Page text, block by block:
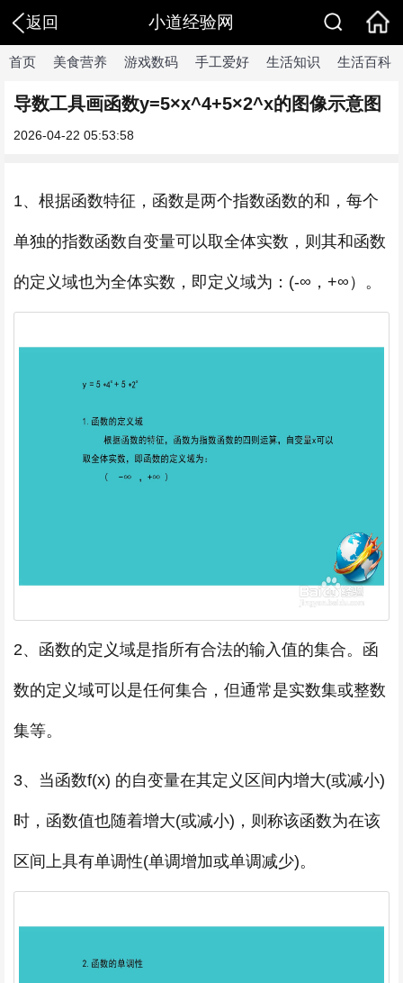
返回 小道经验网
首页 美食营养 游戏数码 手工爱好 生活知识 生活百科
导数工具画函数y=5×x^4+5×2^x的图像示意图
2026-04-22 05:53:58
1、根据函数特征，函数是两个指数函数的和，每个
单独的指数函数自变量可以取全体实数，则其和函数
的定义域也为全体实数，即定义域为：(-∞，+∞）。
2、函数的定义域是指所有合法的输入值的集合。函
数的定义域可以是任何集合，但通常是实数集或整数
集等。
3、当函数f(x) 的自变量在其定义区间内增大(或减小)
时，函数值也随着增大(或减小)，则称该函数为在该
区间上具有单调性(单调增加或单调减少)。